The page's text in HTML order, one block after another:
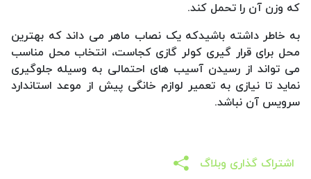
که وزن آن را تحمل کند.
به خاطر داشته باشیدکه یک نصاب ماهر می داند که بهترین
محل برای قرار گیری کولر گازی کجاست، انتخاب محل مناسب
می تواند از رسیدن آسیب های احتمالی به وسیله جلوگیری
نماید تا نیازی به تعمیر لوازم خانگی پیش از موعد استاندارد
سرویس آن نباشد.
اشتراک گذاری وبلاگ